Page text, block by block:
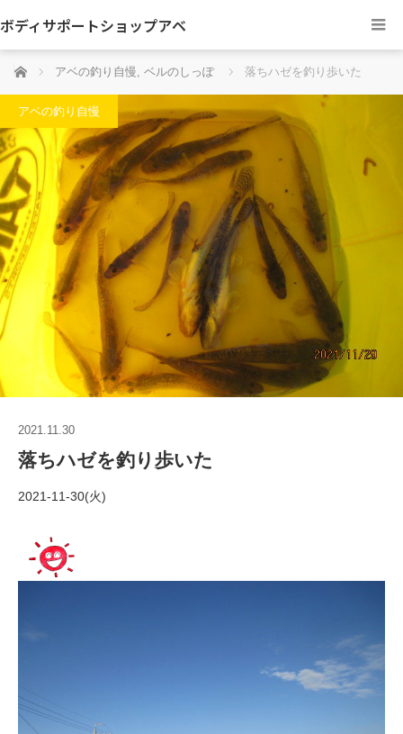
ボディサポートショップアベ
ホーム アベの釣り自慢, ベルのしっぽ 落ちハゼを釣り歩いた
アベの釣り自慢
2021.11.30
落ちハゼを釣り歩いた
2021-11-30(火)